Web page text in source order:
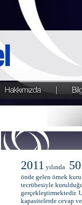
2011 yılında
önde gelen örnek
tecrübesiyle
gerçekleştirmektedir.
kapasitelerde cevap